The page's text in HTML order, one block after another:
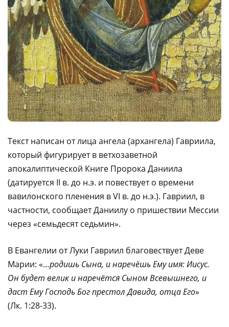
Текст написан от лица ангела (архангела) Гавриила,
который фигурирует в ветхозаветной
апокалиптической Книге Пророка Даниила
(датируется II в. до н.э. и повествует о времени
вавилонского пленения в VI в. до н.э.). Гавриил, в
частности, сообщает Даниилу о пришествии Мессии
через «семьдесят седьмин».
В Евангелии от Луки Гавриил благовествует Деве
Марии: «…родишь Сына, и наречёшь Ему имя: Иисус.
Он будет велик и наречётся Сыном Всевышнего, и
даст Ему Господь Бог престол Давида, отца Его»
(Лк. 1:28-33).